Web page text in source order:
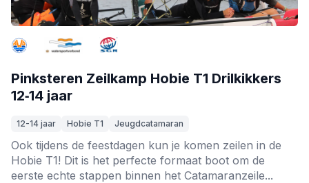
Pinksteren Zeilkamp Hobie T1 Drilkikkers
12‑14 jaar
12-14 jaar Hobie T1 Jeugdcatamaran
Ook tijdens de feestdagen kun je komen zeilen in de
Hobie T1! Dit is het perfecte formaat boot om de
eerste echte stappen binnen het Catamaranzeile...